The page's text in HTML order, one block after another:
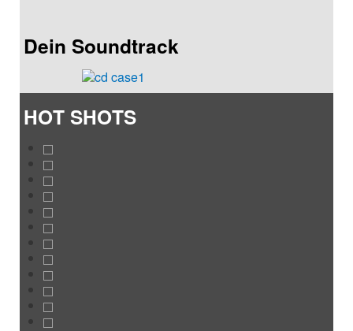
Dein Soundtrack
HOT SHOTS